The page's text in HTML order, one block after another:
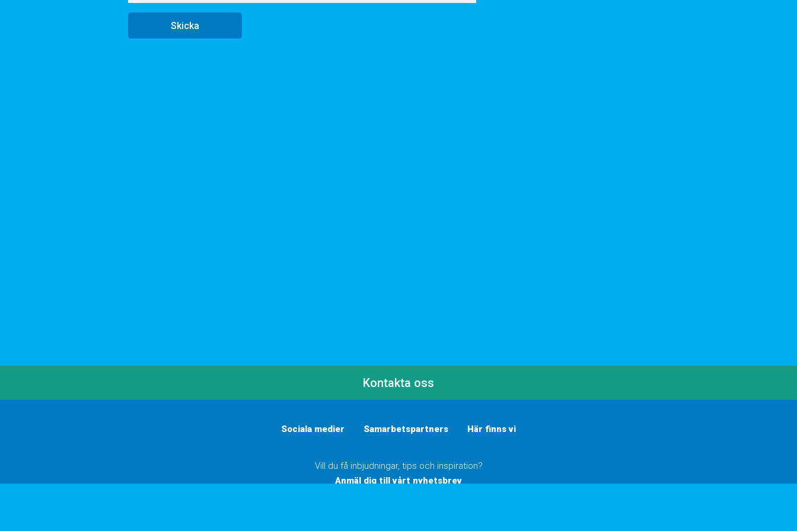
Kontakta oss
Sociala medier Samarbetspartners Här finns vi
Vill du få inbjudningar, tips och inspiration?
Anmäl dig till vårt nyhetsbrev